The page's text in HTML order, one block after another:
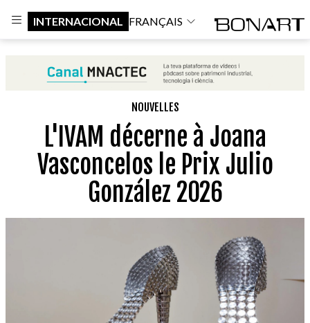
INTERNACIONAL FRANÇAIS
NOUVELLES
L'IVAM décerne à Joana
Vasconcelos le Prix Julio
González 2026